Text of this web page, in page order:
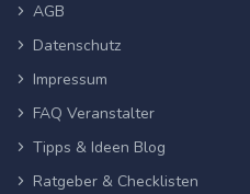
AGB
Datenschutz
Impressum
FAQ Veranstalter
Tipps & Ideen Blog
Ratgeber & Checklisten